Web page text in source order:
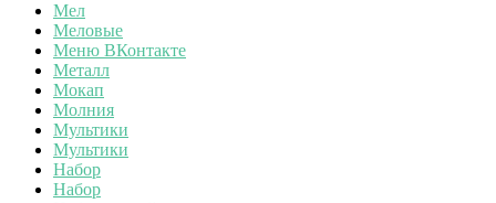
Мел
Меловые
Меню ВКонтакте
Металл
Мокап
Молния
Мультики
Мультики
Набор
Набор